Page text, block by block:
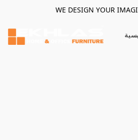
WE DESIGN YOUR